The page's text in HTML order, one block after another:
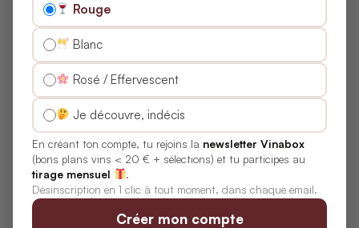
Millésimes recherchés :
2014, 2012, et pour les plus anciens, 2008 et
2005.
Questions Fréquentes sur
les Terroirs des Vins
Blancs de Russian River
Valley
Rouge
Blanc
Rosé / Effervescent
Je découvre, indécis
En créant ton compte, tu rejoins la newsletter Vinabox
(bons plans vins < 20 € + sélections) et tu participes au
tirage mensuel
.
Désinscription en 1 clic à tout moment, dans chaque email.
Créer mon compte